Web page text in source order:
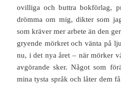
ovilliga och buttra bokförlag,
drömma om mig, dikter som
som kräver mer arbete än den
gryende mörkret och vänta på
nu, i det nya året – när mörker
avgörande sker. Något som
mina tysta språk och låter dem